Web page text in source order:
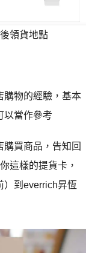
領貨地點
購物的經驗，基本
以當作參考
買商品，告知回
這樣的提貨卡，
）到everrich昇恆